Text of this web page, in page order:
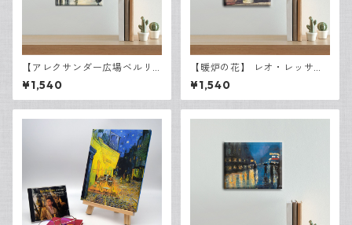
【アレクサンダー広場ベルリ
ン】 レオ・レッサー・ユリ
ィ キャンバスP3
¥1,540
【暖炉の花】 レオ・レッサ
ー・ユリィ キャンバスP3
¥1,540